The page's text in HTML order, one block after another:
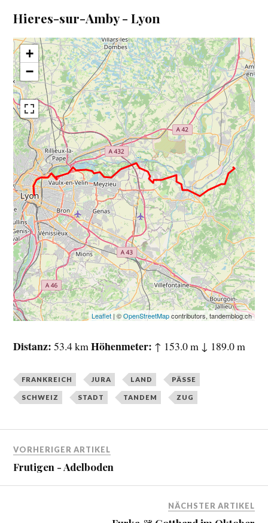
Hieres-sur-Amby - Lyon
+
−
Leaflet| ©OpenStreetMapcontributors, tandemblog.ch
Distanz 53.4 kmHöhenmeter ↑ 153.0 m ↓ 189.0 m
FRANKREICH JURA LAND PÄSSE
SCHWEIZ STADT TANDEM ZUG
VORHERIGER ARTIKEL
Frutigen - Adelboden
NÄCHSTER ARTIKEL